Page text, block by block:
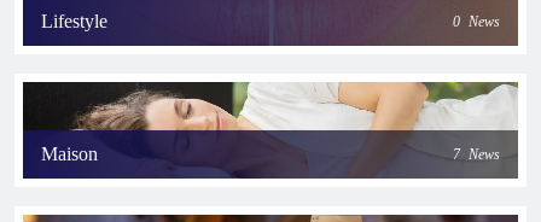
Lifestyle 0 News
Maison 7 News